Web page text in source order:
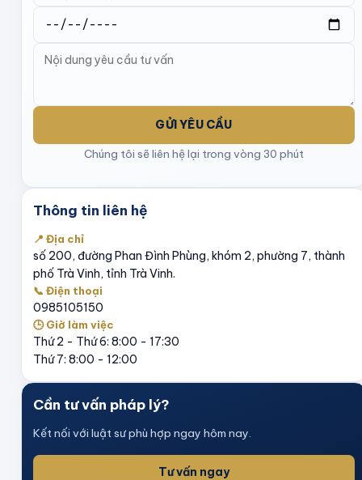
GỬI YÊU CẦU
Chúng tôi sẽ liên hệ lại trong vòng 30 phút
Thông tin liên hệ
📍 Địa chỉ
số 200, đường Phan Đình Phùng, khóm 2, phường 7, thành
phố Trà Vinh, tỉnh Trà Vinh.
📞 Điện thoại
0985105150
🕒 Giờ làm việc
Thứ 2 - Thứ 6: 8:00 - 17:30
Thứ 7: 8:00 - 12:00
Cần tư vấn pháp lý?
Kết nối với luật sư phù hợp ngay hôm nay.
Tư vấn ngay